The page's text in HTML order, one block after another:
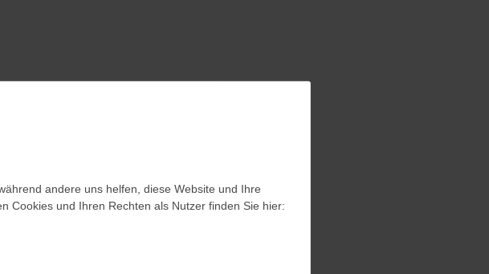
andere uns helfen, diese Website und Ihre
Cookies und Ihren Rechten als Nutzer finden Sie hier:
andere uns helfen, diese Website und Ihre
Cookies und Ihren Rechten als Nutzer finden Sie hier: